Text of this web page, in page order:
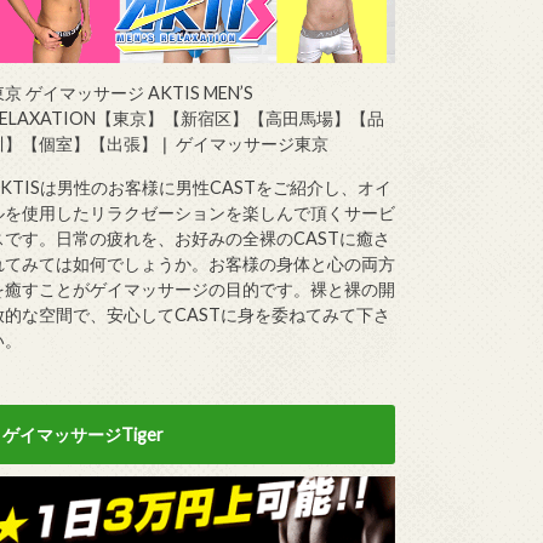
京 ゲイマッサージ AKTIS MEN’S
【東京】【新宿区】【高田馬場】【品
】【個室】【出張】❘ ゲイマッサージ東京
は男性のお客様に男性CASTをご紹介し、オイ
を使用したリラクゼーションを楽しんで頂くサービ
です。日常の疲れを、お好みの全裸のCASTに癒さ
てみては如何でしょうか。お客様の身体と心の両方
癒すことがゲイマッサージの目的です。裸と裸の開
的な空間で、安心してCASTに身を委ねてみて下さ
ゲイマッサージTiger